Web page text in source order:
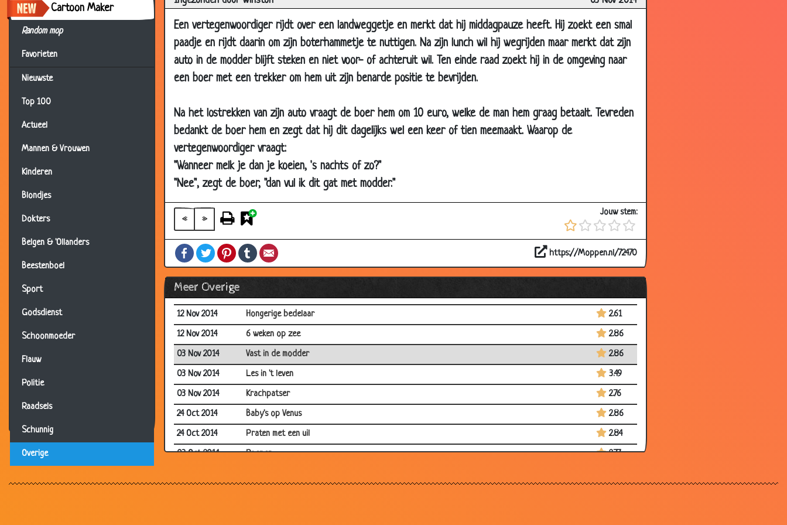
Cartoon Maker
Random mop
Favorieten
Nieuwste
Top 100
Actueel
Mannen & Vrouwen
Kinderen
Blondjes
Dokters
Belgen & 'Ollanders
Beestenboel
Sport
Godsdienst
Schoonmoeder
Flauw
Politie
Raadsels
Schunnig
Overige
Een vertegenwoordiger rijdt over een landweggetje en merkt dat hij middagpauze heeft. Hij zoekt een smal
paadje en rijdt daarin om zijn boterhammetje te nuttigen. Na zijn lunch wil hij wegrijden maar merkt dat zijn
auto in de modder blijft steken en niet voor- of achteruit wil. Ten einde raad zoekt hij in de omgeving naar
een boer met een trekker om hem uit zijn benarde positie te bevrijden.
Na het lostrekken van zijn auto vraagt de boer hem om 10 euro, welke de man hem graag betaalt. Tevreden
bedankt de boer hem en zegt dat hij dit dagelijks wel een keer of tien meemaakt. Waarop de
vertegenwoordiger vraagt:
"Wanneer melk je dan je koeien, 's nachts of zo?"
"Nee", zegt de boer, "dan vul ik dit gat met modder."
« »
Jouw stem:
FacebookTwitterPinterestTumblr https://Moppen.nl/72470
Meer Overige
05 Oct 2015
Een nuttig cadeau
3.13
17 Apr 2015
ben je bang voor...?
2.53
26 Feb 2015
Aanbesteding
19 Jan 2015
Promotie
2.57
18 Jan 2015
De witte streep
09 Jan 2015
Een Amerikaan en een Rus
De wedstrijd
19 Dec 2014
Loonsverhoging
3.64
03 Dec 2014
Huisbezoek
2.33
27 Nov 2014
Goedkope auto reparatie
2.86
12 Nov 2014
Hongerige bedelaar
2.61
12 Nov 2014
6 weken op zee
2.86
03 Nov 2014
Vast in de modder
2.86
03 Nov 2014
Les in 't leven
3.49
03 Nov 2014
Krachpatser
2.76
24 Oct 2014
Baby's op Venus
2.86
24 Oct 2014
Praten met een uil
2.84
03 Oct 2014
Poepen
2.77